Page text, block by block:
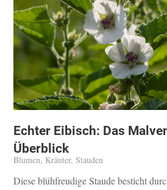
Echter Eibisch: Das
Überblick
Blumen, Kräuter,Stauden
Diese blühfreudige Staude besticht